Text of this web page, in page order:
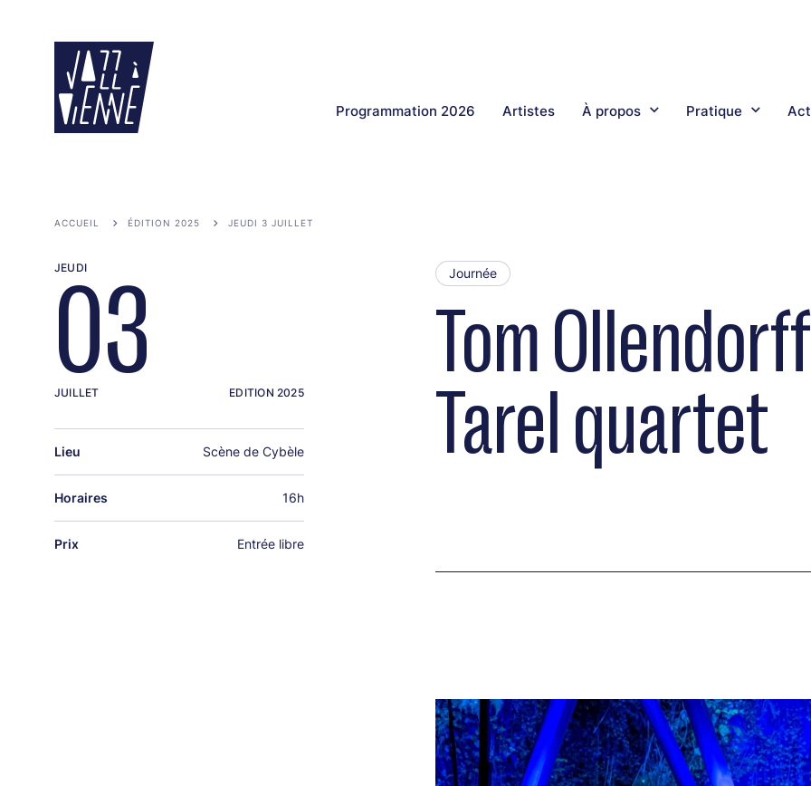
Programmation 2026 Artistes À propos Pratique
ACCUEIL ÉDITION 2025 JEUDI 3 JUILLET
Tom
Tarel quartet
Journée
JEUDI
03
JUILLET EDITION 2025
Lieu Scène de Cybèle
Horaires 16h
Prix Entrée libre